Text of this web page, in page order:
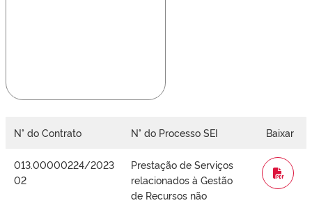
N° do Contrato N° do Processo SEI Baixar
013.00000224/2023
02
Prestação de Serviços
relacionados à Gestão
de Recursos não
WORD